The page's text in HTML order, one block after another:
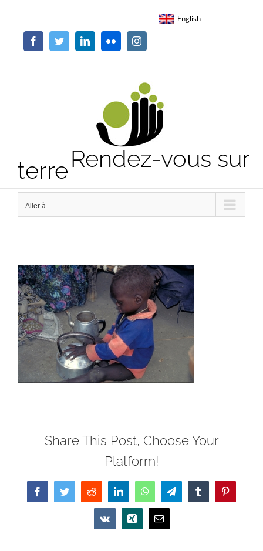
contenu
English
FacebookTwitterLinkedInFlickr Instagram
Rendez-vous sur
terre
Aller à...
Share This Post, Choose Your
Platform!
FacebookTwitterReddit LinkedInWhatsAppTelegramTumblrPinterest
Vk Xing Email